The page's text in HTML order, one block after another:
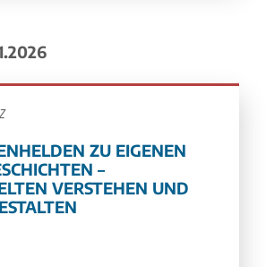
ZU EIGENEN
–
VERSTEHEN UND